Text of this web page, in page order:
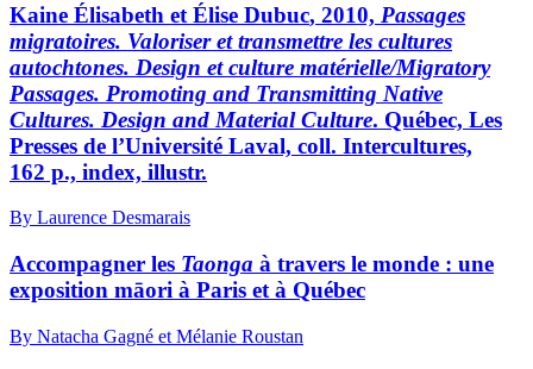
Kaine Élisabeth et Élise Dubuc, 2010, Passages
migratoires. Valoriser et transmettre les cultures
autochtones. Design et culture matérielle/Migratory
Passages. Promoting and Transmitting Native
Cultures. Design and Material Culture. Québec, Les
Presses de l’Université Laval, coll. Intercultures,
162 p., index, illustr.
By Laurence Desmarais
Accompagner les Taonga à travers le monde : une
exposition māori à Paris et à Québec
By Natacha Gagné et Mélanie Roustan